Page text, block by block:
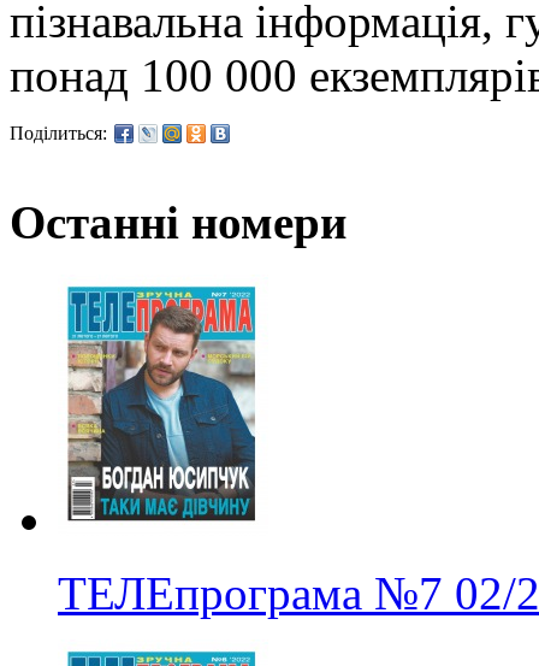
пізнавальна інформація,
понад 100 000
Поділиться:
Останні номери
ТЕЛЕпрограма №7 02/